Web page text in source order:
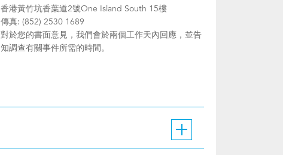
香港黃竹坑香葉道2號One Island South 15樓
傳真: (852) 2530 1689
對於您的書面意見，我們會於兩個工作天內回應，並告
知調查有關事件所需的時間。